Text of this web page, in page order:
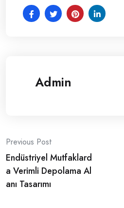
Admin
Post
navigation
Previous Post
Endüstriyel Mutfaklard
a Verimli Depolama Al
anı Tasarımı